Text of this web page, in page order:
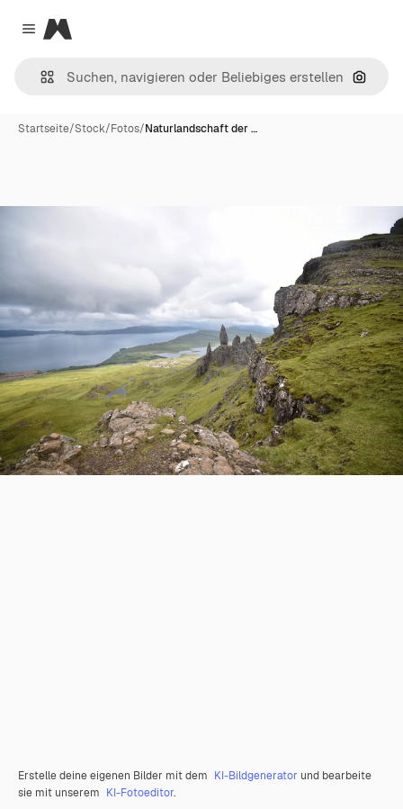
Close menu
Magnific
Nach
Startseite/Stock/Fotos/Naturlandschaft der …
Erstelle deine eigenen Bilder mit dem KI-Bildgenerator und bearbeite
sie mit unserem KI-Fotoeditor.